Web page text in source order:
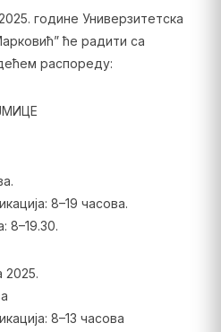
године Универзитетска
ће радити са
распореду:
8–19 часова.
8–19.30.
2025.
8–13 часова